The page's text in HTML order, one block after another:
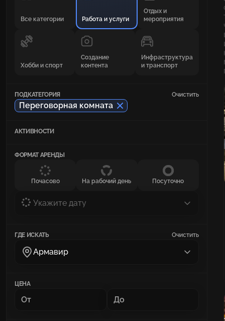
Все категории Работа и услуги
Отдых и
мероприятия
Хобби и спорт
Создание
контента
Инфраструктура
и транспорт
ПОДКАТЕГОРИЯ Очистить
Переговорная комната
АКТИВНОСТИ
ФОРМАТ АРЕНДЫ
Почасово На рабочий день Посуточно
Укажите дату
ГДЕ ИСКАТЬ Очистить
Армавир
ЦЕНА